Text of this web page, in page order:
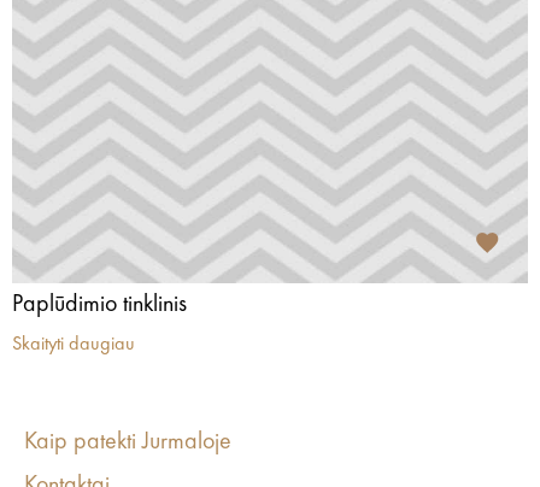
Paplūdimio tinklinis
Skaityti daugiau
Kaip patekti Jurmaloje